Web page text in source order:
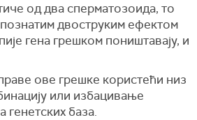
од два сперматозоида, то
двоструким ефектом
гена грешком поништавају, и
ове грешке користећи низ
или избацивање
база.